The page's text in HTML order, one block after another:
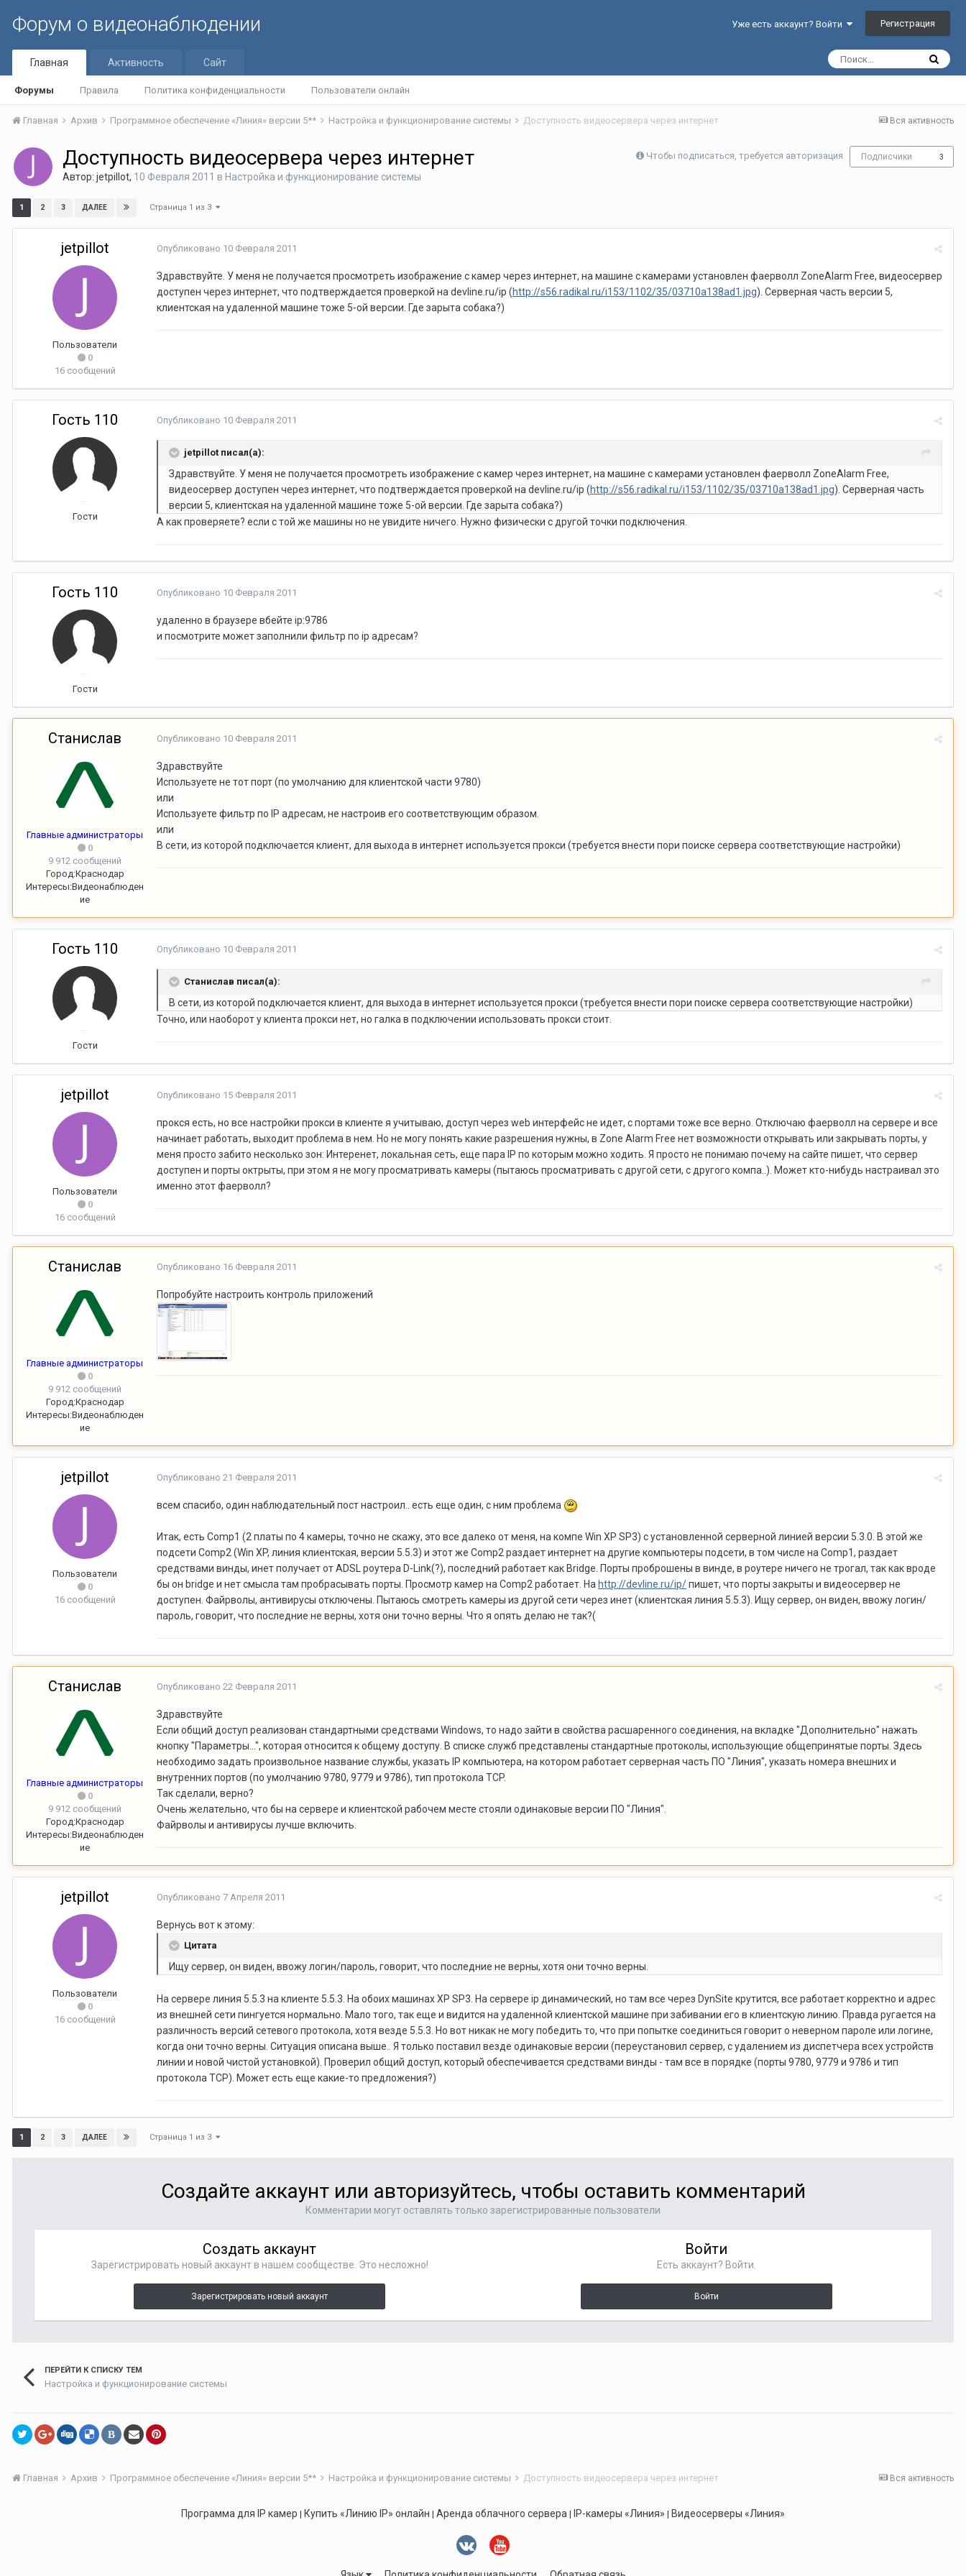
Форум о видеонаблюдении Уже есть аккаунт? Войти Регистрация
Главная
Форумы Правила Политика конфиденциальности Пользователи онлайн
Активность Сайт
Вся активность
Главная Архив Программное обеспечение «Линия» версии 5** Настройка и функционирование системы Доступность видеосервера через интернет
Чтобы подписаться, требуется авторизация Подписчики 3
Доступность видеосервера через интернет
Автор: jetpillot, 10 Февраля 2011 в Настройка и функционирование системы
1 2 3 ДАЛЕЕ Страница 1 из 3
jetpillot
Пользователи
0
16 сообщений
Опубликовано 10 Февраля 2011
Здравствуйте. У меня не получается просмотреть изображение с камер через интернет, на машине с камерами установлен фаерволл ZoneAlarm Free, видеосервер
доступен через интернет, что подтверждается проверкой на devline.ru/ip (http://s56.radikal.ru/i153/1102/35/03710a138ad1.jpg). Серверная часть версии 5,
клиентская на удаленной машине тоже 5-ой версии. Где зарыта собака?)
Гость 110
Гости
Опубликовано 10 Февраля 2011
jetpillot писал(а):
Здравствуйте. У меня не получается просмотреть изображение с камер через интернет, на машине с камерами установлен фаерволл ZoneAlarm Free,
видеосервер доступен через интернет, что подтверждается проверкой на devline.ru/ip (http://s56.radikal.ru/i153/1102/35/03710a138ad1.jpg). Серверная часть
версии 5, клиентская на удаленной машине тоже 5-ой версии. Где зарыта собака?)
А как проверяете? если с той же машины но не увидите ничего. Нужно физически с другой точки подключения.
Гость 110
Гости
Опубликовано 10 Февраля 2011
удаленно в браузере вбейте ip:9786
и посмотрите может заполнили фильтр по ip адресам?
Станислав
Главные администраторы
0
9 912 сообщений
Город:Краснодар
Интересы:Видеонаблюден
ие
Опубликовано 10 Февраля 2011
Здравствуйте
Используете не тот порт (по умолчанию для клиентской части 9780)
или
Используете фильтр по IP адресам, не настроив его соответствующим образом.
или
В сети, из которой подключается клиент, для выхода в интернет используется прокси (требуется внести пори поиске сервера соответствующие настройки)
Гость 110
Гости
Опубликовано 10 Февраля 2011
Станислав писал(а):
В сети, из которой подключается клиент, для выхода в интернет используется прокси (требуется внести пори поиске сервера соответствующие настройки)
Точно, или наоборот у клиента прокси нет, но галка в подключении использовать прокси стоит.
jetpillot
Пользователи
0
16 сообщений
Опубликовано 15 Февраля 2011
прокся есть, но все настройки прокси в клиенте я учитываю, доступ через web интерфейс не идет, с портами тоже все верно. Отключаю фаерволл на сервере и все
начинает работать, выходит проблема в нем. Но не могу понять какие разрешения нужны, в Zone Alarm Free нет возможности открывать или закрывать порты, у
меня просто забито несколько зон: Интеренет, локальная сеть, еще пара IP по которым можно ходить. Я просто не понимаю почему на сайте пишет, что сервер
доступен и порты октрыты, при этом я не могу просматривать камеры (пытаюсь просматривать с другой сети, с другого компа..). Может кто-нибудь настраивал это
именно этот фаерволл?
Станислав
Главные администраторы
0
9 912 сообщений
Город:Краснодар
Интересы:Видеонаблюден
ие
Опубликовано 16 Февраля 2011
Попробуйте настроить контроль приложений
jetpillot
Пользователи
0
16 сообщений
Опубликовано 21 Февраля 2011
всем спасибо, один наблюдательный пост настроил.. есть еще один, с ним проблема
Итак, есть Comp1 (2 платы по 4 камеры, точно не скажу, это все далеко от меня, на компе Win XP SP3) с установленной серверной линией версии 5.3.0. В этой же
подсети Comp2 (Win XP, линия клиентская, версии 5.5.3) и этот же Comp2 раздает интернет на другие компьютеры подсети, в том числе на Comp1, раздает
средствами винды, инет получает от ADSL роутера D-Link(?), последний работает как Bridge. Порты проброшены в винде, в роутере ничего не трогал, так как вроде
бы он bridge и нет смысла там пробрасывать порты. Просмотр камер на Comp2 работает. На http://devline.ru/ip/пишет, что порты закрыты и видеосервер не
доступен. Файрволы, антивирусы отключены. Пытаюсь смотреть камеры из другой сети через инет (клиентская линия 5.5.3). Ищу сервер, он виден, ввожу логин/
пароль, говорит, что последние не верны, хотя они точно верны. Что я опять делаю не так?(
Станислав
Главные администраторы
0
9 912 сообщений
Город:Краснодар
Интересы:Видеонаблюден
ие
Опубликовано 22 Февраля 2011
Здравствуйте
Если общий доступ реализован стандартными средствами Windows, то надо зайти в свойства расшаренного соединения, на вкладке "Дополнительно" нажать
кнопку "Параметры...", которая относится к общему доступу. В списке служб представлены стандартные протоколы, использующие общепринятые порты. Здесь
необходимо задать произвольное название службы, указать IP компьютера, на котором работает серверная часть ПО "Линия", указать номера внешних и
внутренних портов (по умолчанию 9780, 9779 и 9786), тип протокола TCP.
Так сделали, верно?
Очень желательно, что бы на сервере и клиентской рабочем месте стояли одинаковые версии ПО "Линия".
Файрволы и антивирусы лучше включить.
jetpillot
Пользователи
0
16 сообщений
Опубликовано 7 Апреля 2011
Вернусь вот к этому:
Цитата
Ищу сервер, он виден, ввожу логин/пароль, говорит, что последние не верны, хотя они точно верны.
На сервере линия 5.5.3 на клиенте 5.5.3. На обоих машинах XP SP3. На сервере ip динамический, но там все через DynSite крутится, все работает корректно и адрес
из внешней сети пингуется нормально. Мало того, так еще и видится на удаленной клиентской машине при забивании его в клиентскую линию. Правда ругается на
различность версий сетевого протокола, хотя везде 5.5.3. Но вот никак не могу победить то, что при попытке соединиться говорит о неверном пароле или логине,
когда они точно верны. Ситуация описана выше.. Я только поставил везде одинаковые версии (переустановил сервер, с удалением из диспетчера всех устройств
линии и новой чистой установкой). Проверил общий доступ, который обеспечивается средствами винды - там все в порядке (порты 9780, 9779 и 9786 и тип
протокола TCP). Может есть еще какие-то предложения?)
1 2 3 ДАЛЕЕ Страница 1 из 3
Создайте аккаунт или авторизуйтесь, чтобы оставить комментарий
Комментарии могут оставлять только зарегистрированные пользователи
Создать аккаунт
Зарегистрировать новый аккаунт в нашем сообществе. Это несложно!
Зарегистрировать новый аккаунт
Войти
Есть аккаунт? Войти.
Войти
ПЕРЕЙТИ К СПИСКУ ТЕМ
Настройка и функционирование системы
В
Вся активность
Главная Архив Программное обеспечение «Линия» версии 5** Настройка и функционирование системы Доступность видеосервера через интернет
Программа для IP камер | Купить «Линию IP» онлайн | Аренда облачного сервера | IP-камеры «Линия» | Видеосерверы «Линия»